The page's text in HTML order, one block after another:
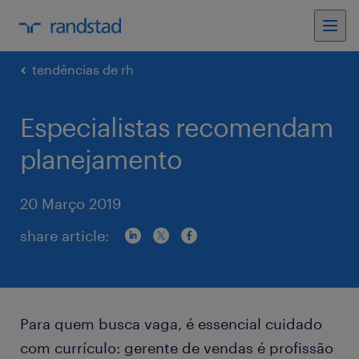
tendências de rh
Especialistas recomendam
planejamento
20 Março 2019
share article:
Para quem busca vaga, é essencial cuidado
com currículo: gerente de vendas é profissão